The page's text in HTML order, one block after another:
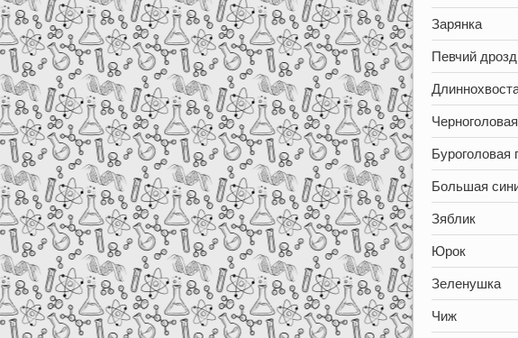
Зарянка
Певчий дрозд
Буроголовая
Большая
Зяблик
Юрок
Зеленушка
Чиж